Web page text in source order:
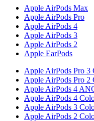
Apple AirPods Max
Apple AirPods Pro
Apple AirPods 4
Apple AirPods 3
Apple AirPods 2
Apple EarPods
Apple AirPods Pro 3
Apple AirPods Pro 2
Apple AirPods 4
Apple AirPods 4
Apple AirPods 3
Apple AirPods 2